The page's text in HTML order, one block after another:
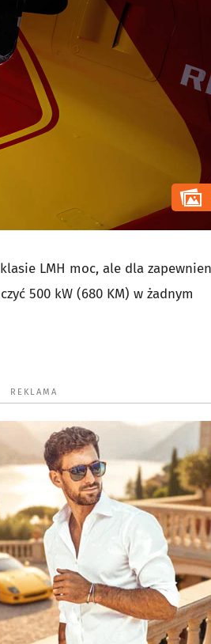
LMH moc, ale dla
500 kW (680 KM) w żadnym
REKLAMA